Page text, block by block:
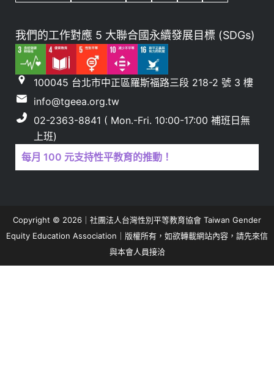
我們的工作對應 5 大聯合國永續發展目標 (SDGs)
100045 台北市中正區羅斯福路三段 218-2 號 3 樓
info@tgeea.org.tw
02-2363-8841 ( Mon.-Fri. 10:00-17:00 補班日無
上班)
每月 100 元支持性平教育的推動！
Copyright © 2026｜社團法人台灣性別平等教育協會 Taiwan Gender
Equity Education Association｜版權所有，如欲轉載網站內容，請先來信
與本會人員接洽